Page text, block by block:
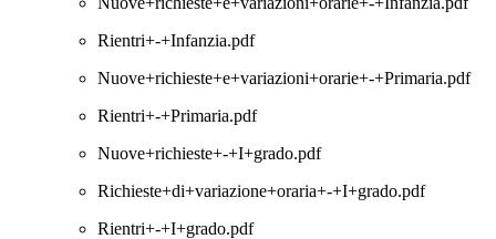
Rientri+-+Infanzia.pdf
Nuove+richieste+e+variazioni+orarie+-+Primaria.pdf
Rientri+-+Primaria.pdf
Nuove+richieste+-+I+grado.pdf
Richieste+di+variazione+oraria+-+I+grado.pdf
Rientri+-+I+grado.pdf